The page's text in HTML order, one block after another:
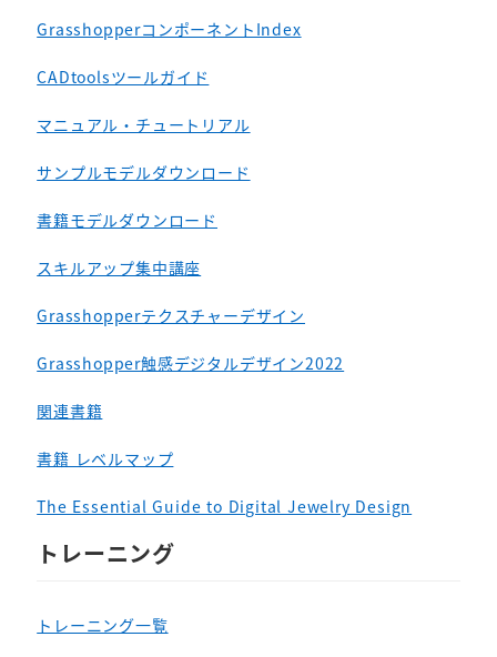
GrasshopperコンポーネントIndex
CADtoolsツールガイド
マニュアル・チュートリアル
サンプルモデルダウンロード
書籍モデルダウンロード
スキルアップ集中講座
Grasshopperテクスチャーデザイン
Grasshopper触感デジタルデザイン2022
関連書籍
書籍 レベルマップ
The Essential Guide to Digital Jewelry Design
トレーニング
トレーニング一覧